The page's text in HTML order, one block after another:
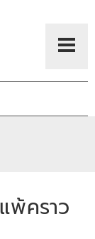
พ้คราว